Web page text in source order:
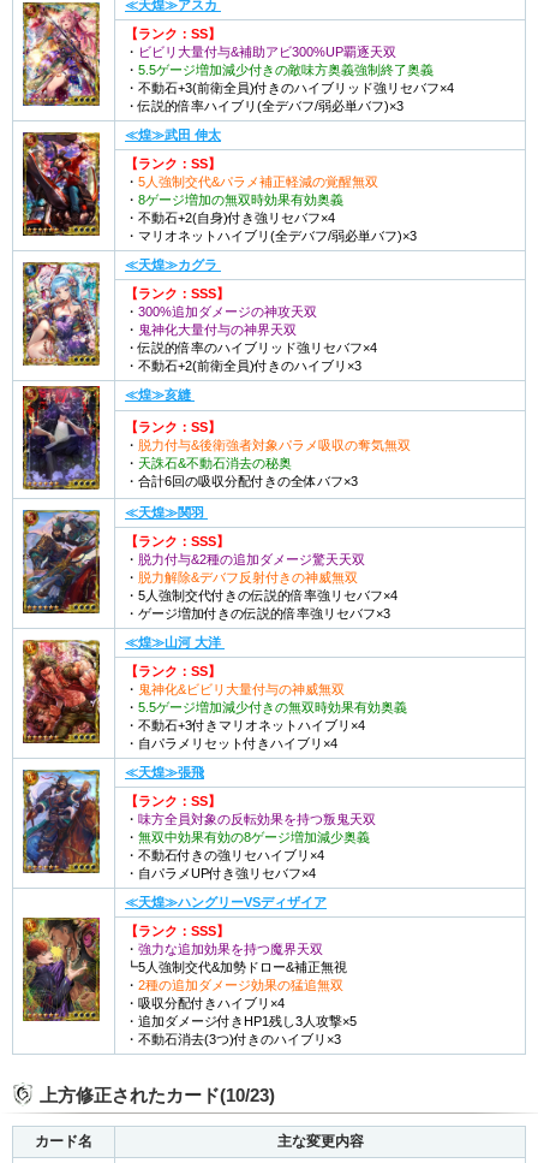
≪天煌≫アスカ
【ランク：SS】
・ ビビリ大量付与&補助アビ300%UP覇逐天双
・ 5.5ゲージ増加減少付きの敵味方奥義強制終了奥義
・不動石+3(前衛全員)付きのハイブリッド強リセバフ×4
・伝説的倍率ハイブリ(全デバフ/弱必単バフ)×3
≪煌≫武田 伸太
【ランク：SS】
・ 5人強制交代&パラメ補正軽減の覚醒無双
・ 8ゲージ増加の無双時効果有効奥義
・不動石+2(自身)付き強リセバフ×4
・マリオネットハイブリ(全デバフ/弱必単バフ)×3
≪天煌≫カグラ
【ランク：SSS】
・ 300%追加ダメージの神攻天双
・ 鬼神化大量付与の神界天双
・伝説的倍率のハイブリッド強リセバフ×4
・不動石+2(前衛全員)付きのハイブリ×3
≪煌≫亥縫
【ランク：SS】
・ 脱力付与&後衛強者対象パラメ吸収の奪気無双
・ 天誅石&不動石消去の秘奥
・合計6回の吸収分配付きの全体バフ×3
≪天煌≫関羽
【ランク：SSS】
・ 脱力付与&2種の追加ダメージ驚天天双
・ 脱力解除&デバフ反射付きの神威無双
・5人強制交代付きの伝説的倍率強リセバフ×4
・ゲージ増加付きの伝説的倍率強リセバフ×3
≪煌≫山河 大洋
【ランク：SS】
・ 鬼神化&ビビリ大量付与の神威無双
・ 5.5ゲージ増加減少付きの無双時効果有効奥義
・不動石+3付きマリオネットハイブリ×4
・自パラメリセット付きハイブリ×4
≪天煌≫張飛
【ランク：SS】
・ 味方全員対象の反転効果を持つ叛鬼天双
・ 無双中効果有効の8ゲージ増加減少奥義
・不動石付きの強リセハイブリ×4
・自パラメUP付き強リセバフ×4
≪天煌≫ハングリーVSディザイア
【ランク：SSS】
・ 強力な追加効果を持つ魔界天双
┗5人強制交代&加勢ドロー&補正無視
・ 2種の追加ダメージ効果の猛追無双
・吸収分配付きハイブリ×4
・追加ダメージ付きHP1残し3人攻撃×5
・不動石消去(3つ)付きのハイブリ×3
上方修正されたカード(10/23)
カード名 主な変更内容